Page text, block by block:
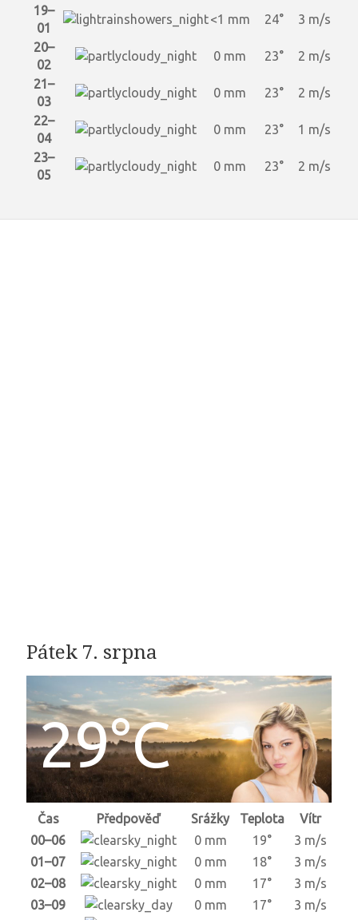
19–
01
<1 mm 24°
3 m/s
20–
02
0 mm 23°
2 m/s
21–
03
0 mm 23°
2 m/s
22–
04
0 mm 23°
1 m/s
23–
05
0 mm 23° 2 m/s
Pátek 7. srpna
29°C
Čas Předpověď Srážky Teplota
Vítr
00–06
0 mm 19°
3 m/s
01–07
0 mm 18°
3 m/s
02–08
0 mm 17°
3 m/s
03–09
0 mm 17°
3 m/s